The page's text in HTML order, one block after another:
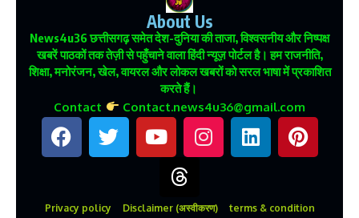
About Us
News4u36छत्तीसगढ़ समेत देश-दुनिया की ताजा, विश्वसनीय और निष्पक्ष
खबरें पाठकों तक तेज़ी से पहुँचाने वाला हिंदी न्यूज़ पोर्टल है। हम राजनीति,
शिक्षा, मनोरंजन, खेल, वायरल और लोकल खबरों को सरल भाषा में प्रकाशित
करते हैं।
Contact Contact.news4u36@gmail.com
Privacy policy Disclaimer (अस्वीकरण) terms & condition